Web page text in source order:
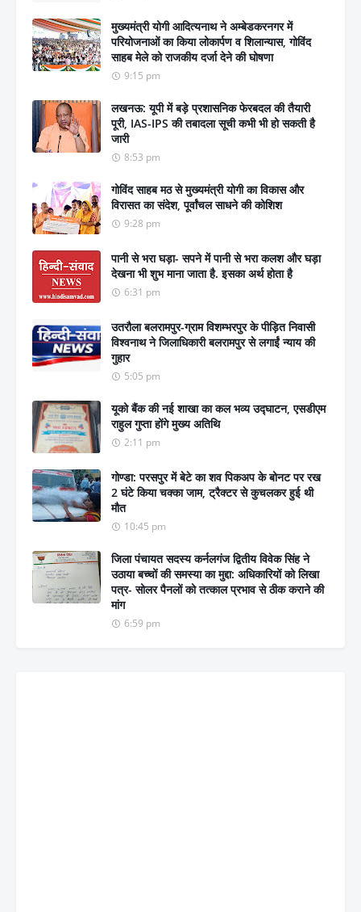
मुख्यमंत्री योगी आदित्यनाथ ने अम्बेडकरनगर में
परियोजनाओं का किया लोकार्पण व शिलान्यास, गोविंद
साहब मेले को राजकीय दर्जा देने की घोषणा
9:15 pm
लखनऊ: यूपी में बड़े प्रशासनिक फेरबदल की तैयारी
पूरी, IAS-IPS की तबादला सूची कभी भी हो सकती है
जारी
8:53 pm
गोविंद साहब मठ से मुख्यमंत्री योगी का विकास और
विरासत का संदेश, पूर्वांचल साधने की कोशिश
9:28 pm
पानी से भरा घड़ा- सपने में पानी से भरा कलश और घड़ा
देखना भी शुभ माना जाता है. इसका अर्थ होता है
6:31 pm
उतरौला बलरामपुर-ग्राम विशम्भरपुर के पीड़ित निवासी
विश्वनाथ ने जिलाधिकारी बलरामपुर से लगाईं न्याय की
गुहार
5:05 pm
यूको बैंक की नई शाखा का कल भव्य उद्घाटन, एसडीएम
राहुल गुप्ता होंगे मुख्य अतिथि
2:11 pm
गोण्डा: परसपुर में बेटे का शव पिकअप के बोनट पर रख
2 घंटे किया चक्का जाम, ट्रैक्टर से कुचलकर हुई थी
मौत
10:45 pm
जिला पंचायत सदस्य कर्नलगंज द्वितीय विवेक सिंह ने
उठाया बच्चों की समस्या का मुद्दा: अधिकारियों को लिखा
पत्र- सोलर पैनलों को तत्काल प्रभाव से ठीक कराने की
मांग
6:59 pm